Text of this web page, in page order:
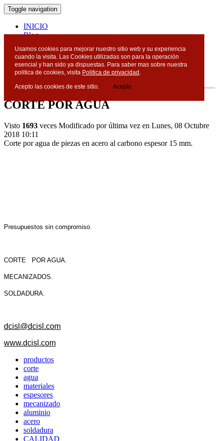
Toggle navigation
INICIO
Blog
Blog
CORTE POR AGUA
Visto 1693 veces Modificado por última vez en Lunes, 08 Octubre
2018 10:11
Corte por agua de piezas en acero al carbono espesor 15 mm.
Presupuestos sin compromiso.
CORTE POR AGUA.
MECANIZADOS.
SOLDADURA.
dcisl@dcisl.com
www.dcisl.com
productos
corte
agua
materiales
espesores
mecanizado
aluminio
acero
soldadura
CALIDAD
Usamos cookies para mejorar nuestro sitio web y su experiencia
cuando la visita. Las Cookies utilizadas son para la operación
esencial y han sido ya dispuestas. Para saber mas sobre nuestra
politica de cookies, visita Politica de privacidad .
Acepto las cookies de este sitio. Acepto